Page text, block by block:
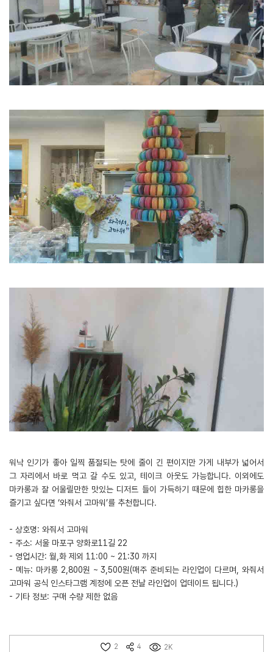
워낙 인기가 좋아 일찍 품절되는 탓에 줄이 긴 편이지만 가게 내부가 넓어서
그 자리에서 바로 먹고 갈 수도 있고, 테이크 아웃도 가능합니다. 이외에도
마카롱과 잘 어울릴만한 맛있는 디저트 들이 가득하기 때문에 힙한 마카롱을
즐기고 싶다면 ‘와줘서 고마워’를 추천합니다.
- 상호명: 와줘서 고마워
- 주소: 서울 마포구 양화로11길 22
- 영업시간: 월,화 제외 11:00 ~ 21:30 까지
- 메뉴: 마카롱 2,800원 ~ 3,500원(매주 준비되는 라인업이 다르며, 와줘서
고마워 공식 인스타그램 계정에 오픈 전날 라인업이 업데이트 됩니다.)
- 기타 정보: 구매 수량 제한 없음
2 4 2K